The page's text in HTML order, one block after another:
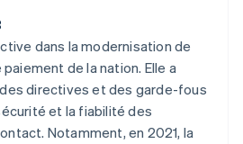
dans la modernisation de
de la nation. Elle a
directives et des garde-fous
et la fiabilité des
Notamment, en 2021, la